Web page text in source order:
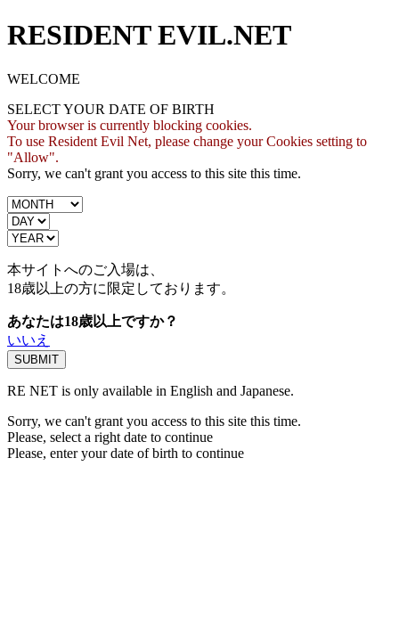
RESIDENT EVIL.NET
WELCOME
SELECT YOUR DATE OF BIRTH
Your browser is currently blocking cookies.
To use Resident Evil Net, please change your Cookies setting to
"Allow".
Sorry, we can't grant you access to this site this time.
本サイトへのご入場は、
18歳以上の方に限定しております。
あなたは18歳以上ですか？
いいえ
RE NET is only available in English and Japanese.
Sorry, we can't grant you access to this site this time.
Please, select a right date to continue
Please, enter your date of birth to continue